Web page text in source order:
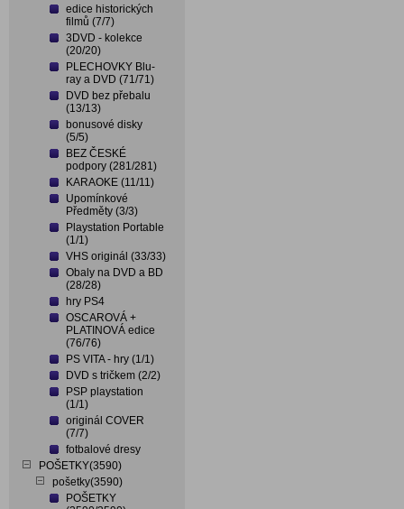
edice historických
filmů (7/7)
3DVD - kolekce
(20/20)
PLECHOVKY Blu-
ray a DVD (71/71)
DVD bez přebalu
(13/13)
bonusové disky
(5/5)
BEZ ČESKÉ
podpory (281/281)
KARAOKE (11/11)
Upomínkové
Předměty (3/3)
Playstation Portable
(1/1)
VHS originál (33/33)
Obaly na DVD a BD
(28/28)
hry PS4
OSCAROVÁ +
PLATINOVÁ edice
(76/76)
PS VITA - hry (1/1)
DVD s tričkem (2/2)
PSP playstation
(1/1)
originál COVER
(7/7)
fotbalové dresy
POŠETKY(3590)
pošetky(3590)
POŠETKY